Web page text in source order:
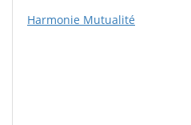
Harmonie Mutualité